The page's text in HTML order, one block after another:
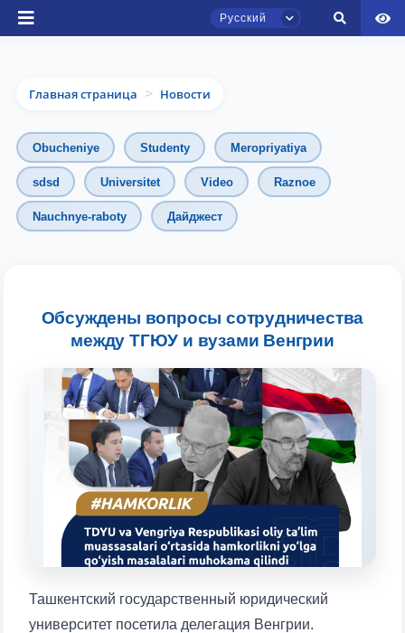
Русский
Главная страница > Новости
Obucheniye Studenty Meropriyatiya
sdsd Universitet Video Raznoe
Nauchnye-raboty Дайджест
Обсуждены вопросы сотрудничества
между ТГЮУ и вузами Венгрии
Ташкентский государственный юридический
университет посетила делегация Венгрии.
Чат приёмной комиссии ТГЮУ
Онлайн
Оставляйте здесь свои обращения по
Выберите тему — затем появятся
конкретные вопросы:
1. Документы (бакалавр) (5)
3. Собеседование (бакалавр) (8)
4. Собеседование (магистр) (5)
6. Онлайн-заявки (15) 7. Колл-центр (4)
✉️ Написать администратору